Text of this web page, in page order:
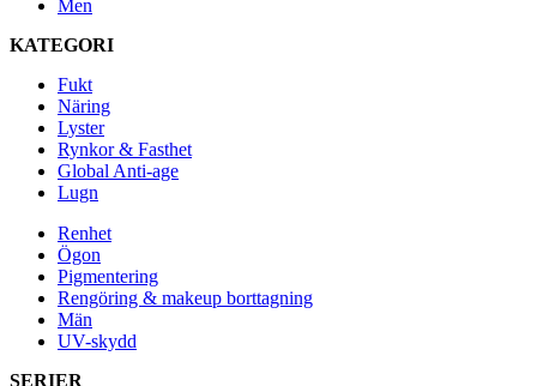
Men
KATEGORI
Fukt
Näring
Lyster
Rynkor & Fasthet
Global Anti-age
Lugn
Renhet
Ögon
Pigmentering
Rengöring & makeup borttagning
Män
UV-skydd
SERIER